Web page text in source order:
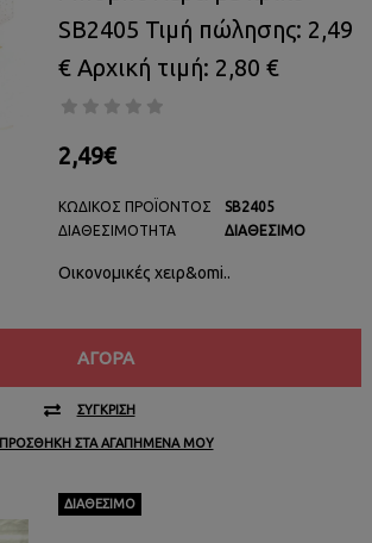
SB2405 Τιμή πώλησης: 2,49
€ Αρχική τιμή: 2,80 €
2,49€
ΚΩΔΙΚΌΣ ΠΡΟΪΌΝΤΟΣ
ΔΙΑΘΕΣΙΜΌΤΗΤΑ
SB2405
ΔΙΑΘΈΣΙΜΟ
Οικονομικές χειρ&omi..
ΑΓΟΡΆ
ΣΎΓΚΡΙΣΗ
ΠΡΟΣΘΉΚΗ ΣΤΑ ΑΓΑΠΗΜΈΝΑ ΜΟΥ
ΔΙΑΘΈΣΙΜΟ